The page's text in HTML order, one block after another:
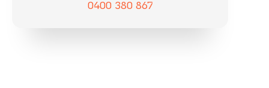
0400 380 867